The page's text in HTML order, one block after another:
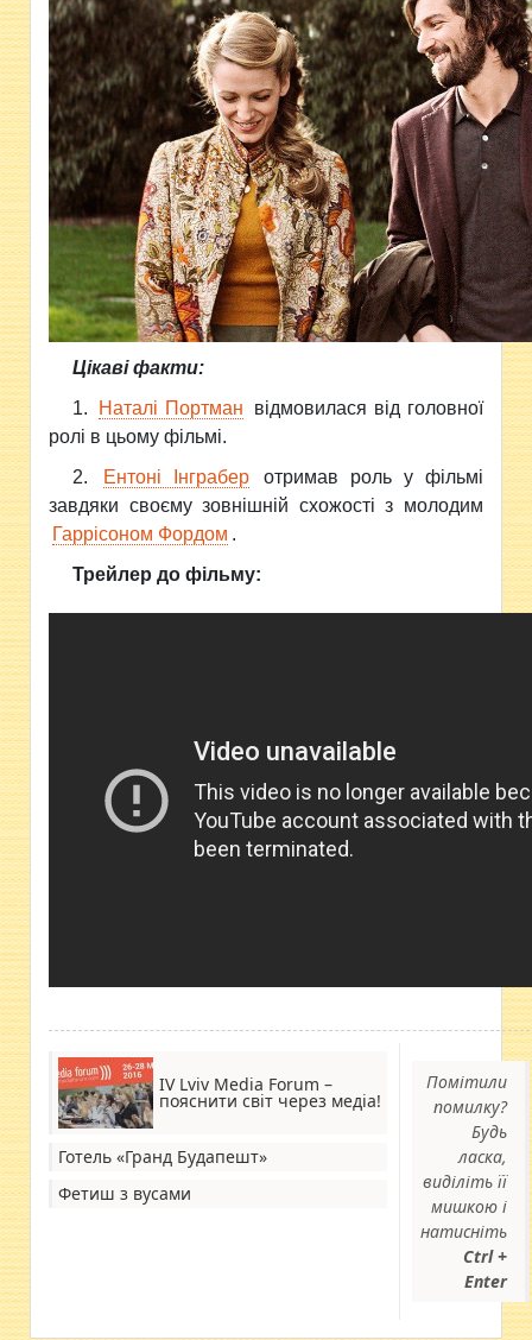
Цікаві факти:
1.
Наталі Портман
відмовилася від головної
ролі в цьому фільмі.
2.
Ентоні Інграбер
отримав роль у фільмі
завдяки своєму зовнішній схожості з молодим
Гаррісоном Фордом .
Трейлер до фільму:
IV Lviv Media Forum –
пояснити світ через медіа!
Готель «Гранд Будапешт»
Фетиш з вусами
Помітили
помилку?
Будь
ласка,
виділіть її
мишкою і
натисніть
Ctrl +
Enter